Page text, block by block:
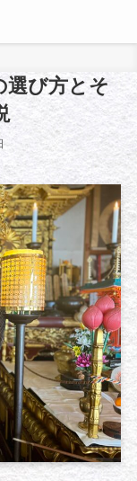
選び方とそ